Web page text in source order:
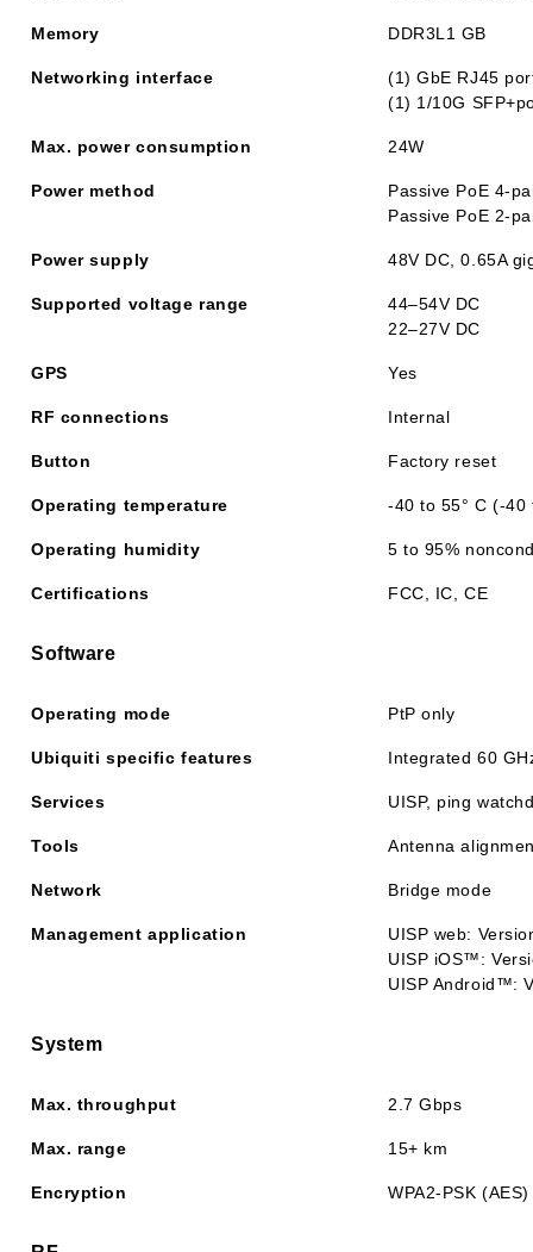
Memory DDR3L1 GB
Networking interface
(1) GbE RJ45
(1) 1/10G
Max. power consumption 24W
Power method
Passive PoE 4-
Passive PoE 2-
Power supply 48V DC, 0.65A
Supported voltage range
44–54V DC
22–27V DC
GPS Yes
RF connections Internal
Button Factory reset
Operating temperature -40 to 55° C (-40
Operating humidity 5 to 95%
Certifications FCC, IC, CE
Software
Operating mode PtP only
Ubiquiti specific features Integrated 60
Services UISP, ping
Tools Antenna
Network Bridge mode
Management application
UISP web:
UISP iOS™:
UISP Android™:
System
Max. throughput 2.7 Gbps
Max. range 15+ km
Encryption WPA2-PSK (AES)